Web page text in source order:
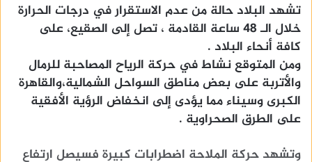
تشهد البلاد حالة من عدم الاستقرار في درجات الحرارة
خلال الـ 48 ساعة القادمة ، تصل إلى الصقيع، على
كافة أنحاء البلاد .
ومن المتوقع نشاط في حركة الرياح المصاحبة للرمال
والأتربة على بعض مناطق السواحل الشمالية،والقاهرة
الكبرى وسيناء مما يؤدى إلى انخفاض الرؤية الأفقية
على الطرق الصحراوية .
وتشهد حركة الملاحة اضطرابات كبيرة فسيصل ارتفاع